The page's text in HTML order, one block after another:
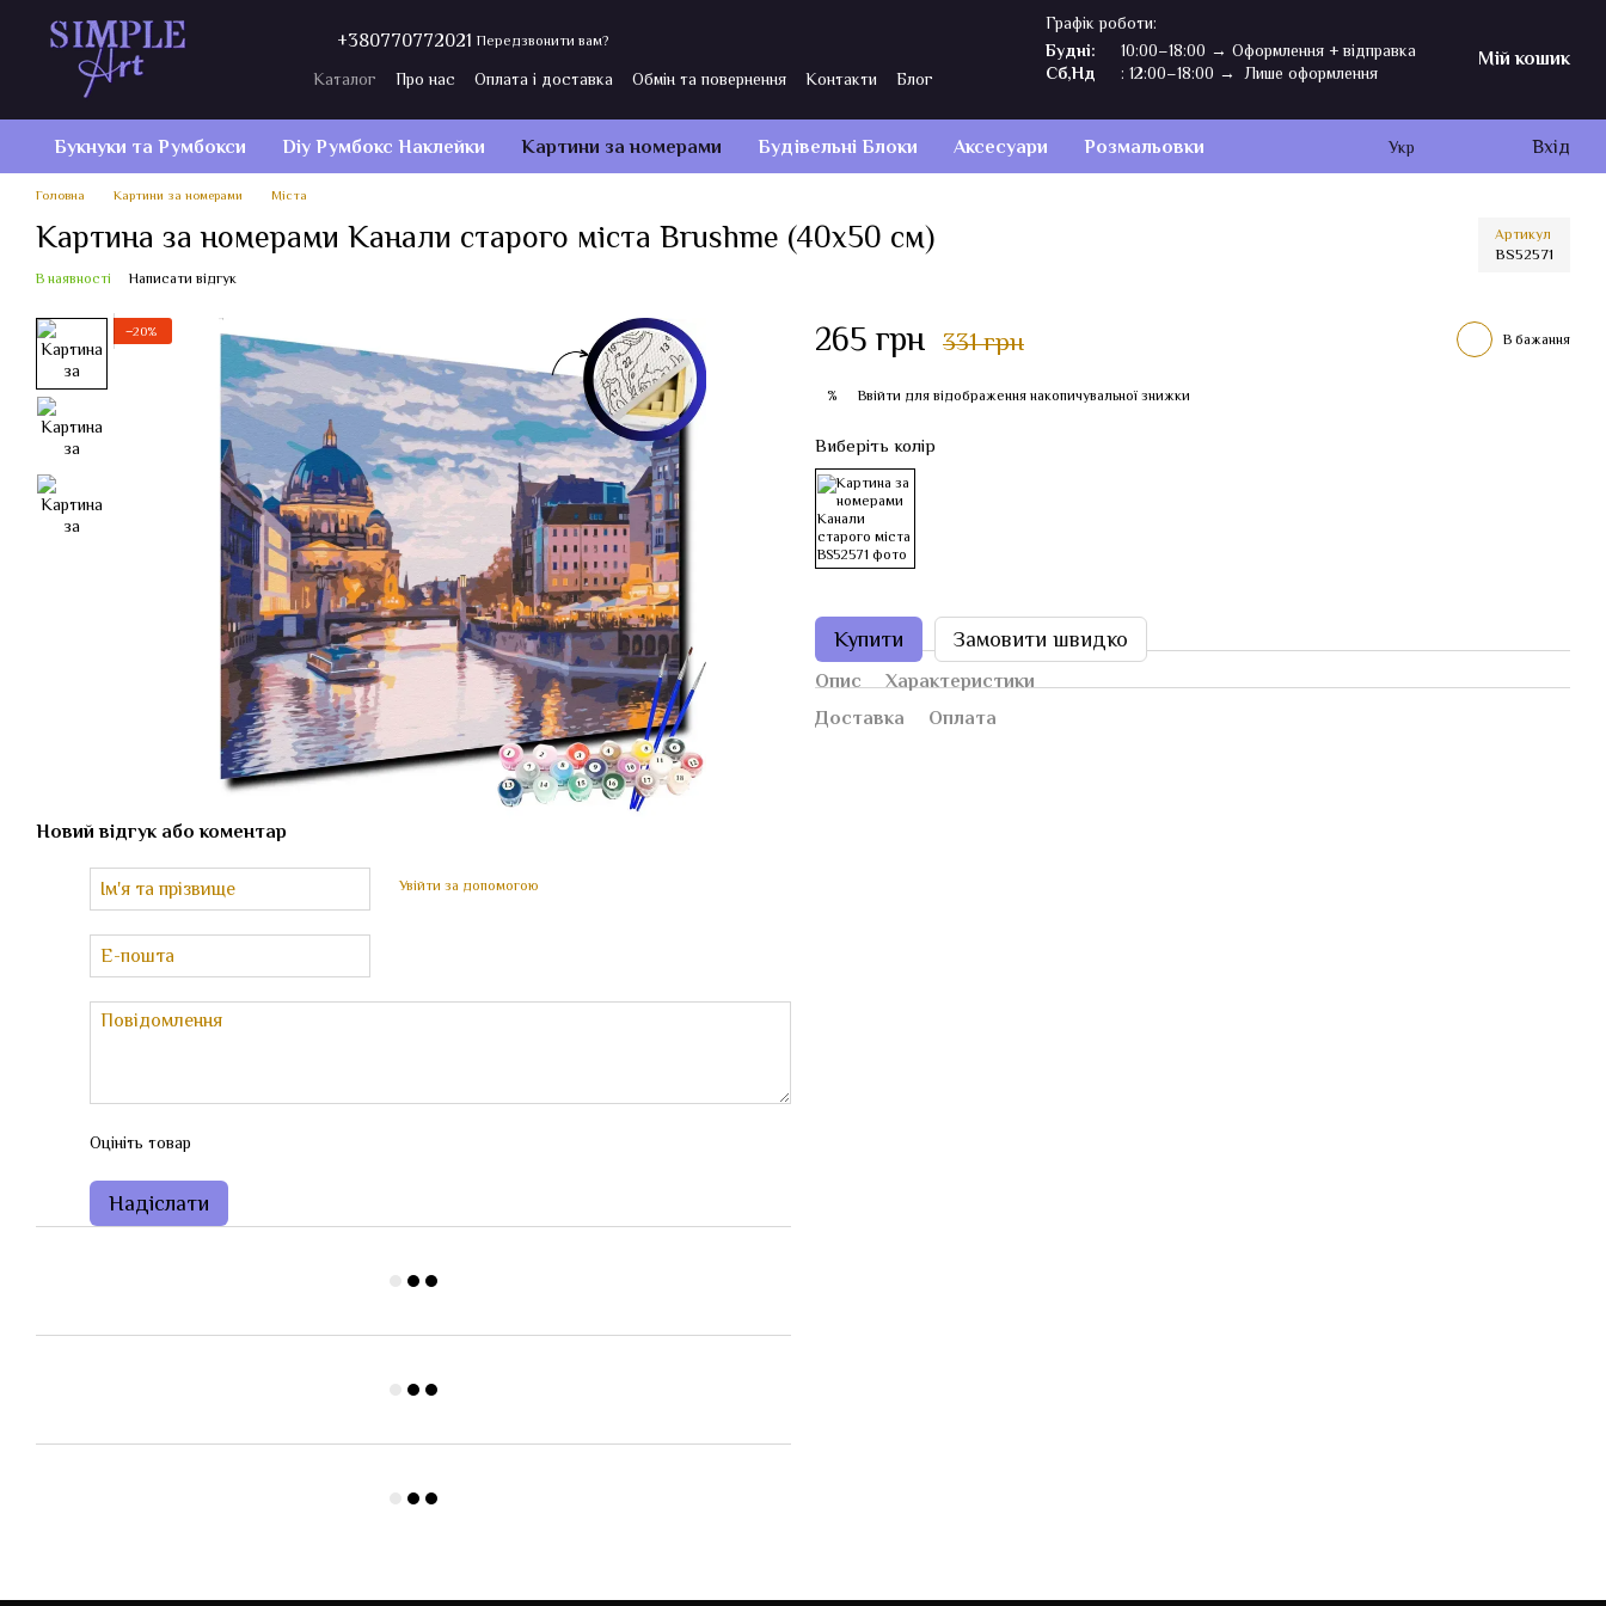
Перейти до основного контенту
+380770772021 Передзвонити вам?
Каталог Про нас Оплата і доставка Обмін та повернення Контакти
Блог
Графік роботи:
Будні:
10:00–18:00 → Оформлення + відправка
Сб,Нд
: 12:00–18:00 → Лише оформлення
Мій кошик
Букнуки та Румбокси Diy Румбокс Наклейки Картини за номерами Будівельні Блоки Аксесуари Розмальовки Укр Вхід
Головна Картини за номерами Міста
Картина за номерами Канали старого міста Brushme (40x50 см) Артикул
BS52571
В наявності Написати відгук
−20%
Новий відгук або коментар
Увійти за допомогою
Оцініть товар
Надіслати
265 грн 331 грн В бажання
% Ввійти для відображення накопичувальної знижки
Виберіть колір
Купити Замовити швидко
Опис
Характеристики
Доставка
Оплата